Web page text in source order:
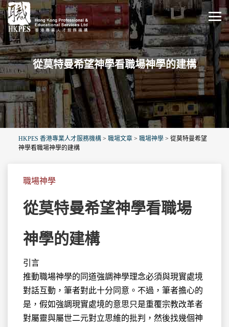
從莫特曼希望神學看職場神學的建構
HKPES 香港專業人才服務機構 > 職場文章 > 職場神學 > 從莫特曼希望
神學看職場神學的建構
職場神學
從莫特曼希望神學看職場
神學的建構
引言
推動職場神學的同道強調神學理念必須與現實處境
對話互動，筆者對此十分 同意。不過，筆者擔心的
是，假如強調現實處境的意思只是重覆宗教改革者
對屬靈與屬世二元對立思維的批判，然後找幾個神